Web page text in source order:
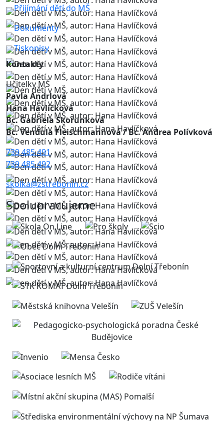
Přijímání dětí do MŠ
Dokumenty
Tiskopisy
Kontakty
Učitelky MŠ
Pavla Andrlová
Hana Havlíčková
Bc. Gabriela Skorunková
Bc. Vendula Fleischmannová/ Bc. Andrea Polívková
739 485 491
739 485 492
skolka@zstrebonin.cz
Spolupracujeme